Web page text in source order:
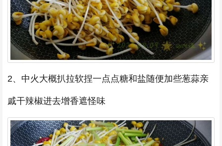
2、中火大概扒拉软捏一点点糖和盐随便加些葱蒜亲
戚干辣椒进去增香遮怪味